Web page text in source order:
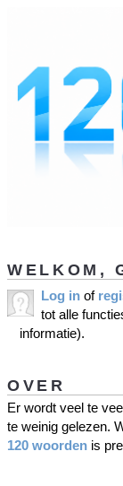
WELKOM,
Log in of
tot alle
informatie).
OVER
Er wordt veel te
te weinig gelezen.
120 woorden is